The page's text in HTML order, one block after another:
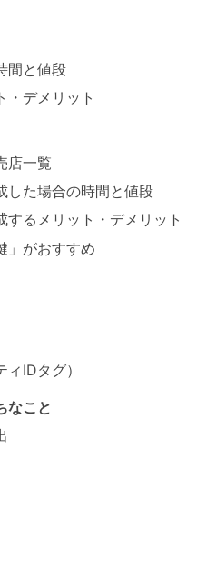
間と値段
・デメリット
店一覧
した場合の時間と値段
るメリット・デメリット
」がおすすめ
IDタグ）
なこと